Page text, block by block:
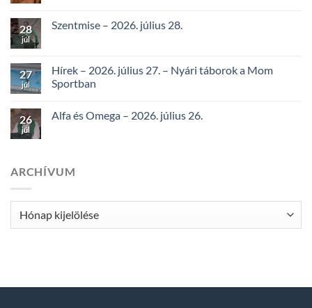
28
júl
Szentmise – 2026. július 28.
27
júl
Hírek – 2026. július 27. – Nyári táborok a Mom
Sportban
26
júl
Alfa és Omega – 2026. július 26.
ARCHÍVUM
Archívum